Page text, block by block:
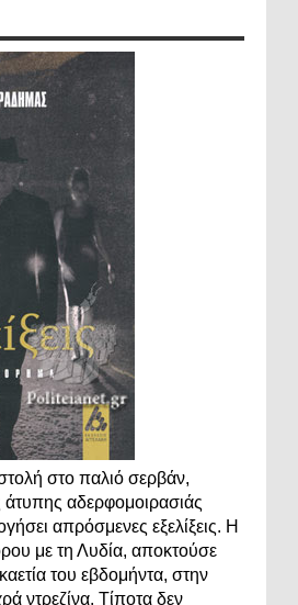
στο παλιό σερβάν,
άτυπης αδερφομοιρασιάς
απρόσμενες εξελίξεις. Η
με τη Λυδία, αποκτούσε
του εβδομήντα, στην
ντρεζίνα. Τίποτα δεν